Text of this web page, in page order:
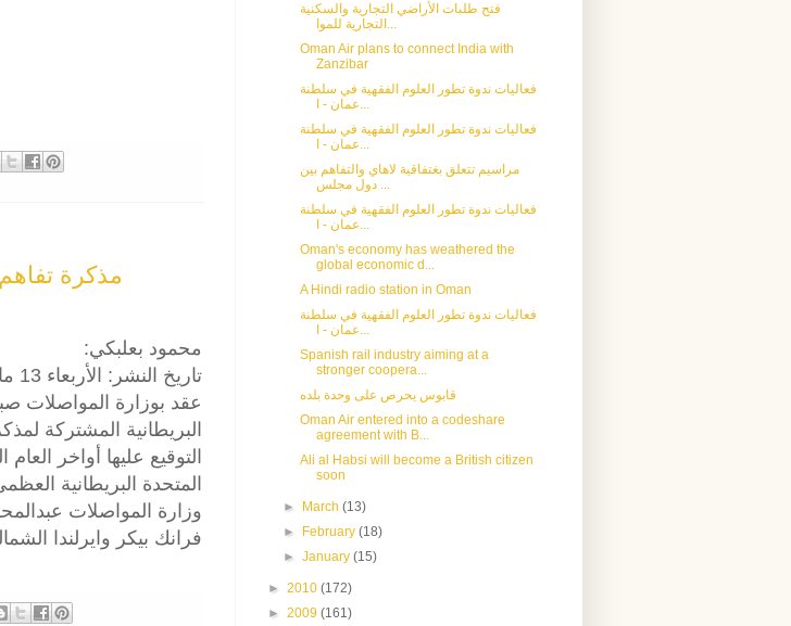
مذكرة
محمود بعلبكي:
تاريخ النشر: الأربعاء 13 مارس 2011م
عقد بوزارة المواصلات
البريطانية المشتركة
التوقيع عليها أواخر
المتحدة البريطانية
وزارة المواصلات
فرانك بيكر وايرلندا
فتح طلبات الأراضي التجارية والسكنية
التجارية للموا...
Oman Air plans to connect India with
Zanzibar
فعاليات ندوة تطور العلوم الفقهية في سلطنة
عمان - ا...
فعاليات ندوة تطور العلوم الفقهية في سلطنة
عمان - ا...
مراسيم تتعلق بغتفاقية لاهاي والتفاهم بين
دول مجلس ...
فعاليات ندوة تطور العلوم الفقهية في سلطنة
عمان - ا...
Oman's economy has weathered the
global economic d...
A Hindi radio station in Oman
فعاليات ندوة تطور العلوم الفقهية في سلطنة
عمان - ا...
Spanish rail industry aiming at a
stronger coopera...
قابوس يحرص على وحدة بلده
Oman Air entered into a codeshare
agreement with B...
Ali al Habsi will become a British citizen
soon
► March(13)
►
February(18)
►January(15)
► 2010 (172)
► 2009 (161)